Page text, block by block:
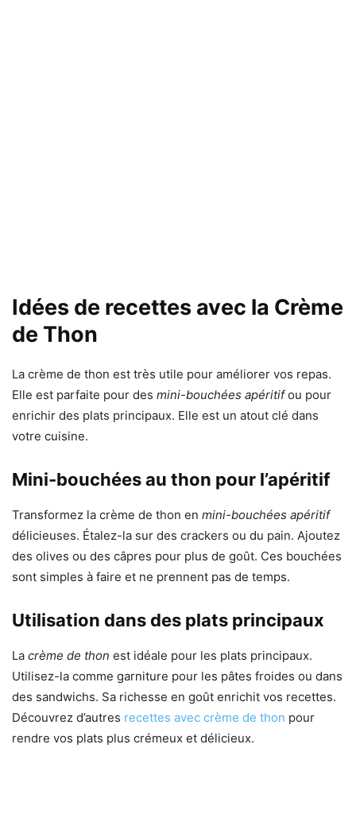
Idées de recettes avec la Crème
de Thon
La crème de thon est très utile pour améliorer vos repas.
Elle est parfaite pour des mini-bouchées apéritifou pour
enrichir des plats principaux. Elle est un atout clé dans
votre cuisine.
Mini-bouchées au thon pour l’apéritif
Transformez la crème de thon en mini-bouchées apéritif
délicieuses. Étalez-la sur des crackers ou du pain. Ajoutez
des olives ou des câpres pour plus de goût. Ces bouchées
sont simples à faire et ne prennent pas de temps.
Utilisation dans des plats principaux
La crème de thon est idéale pour les plats principaux.
Utilisez-la comme garniture pour les pâtes froides ou dans
des sandwichs. Sa richesse en goût enrichit vos recettes.
Découvrez d’autres recettes avec crème de thon pour
rendre vos plats plus crémeux et délicieux.